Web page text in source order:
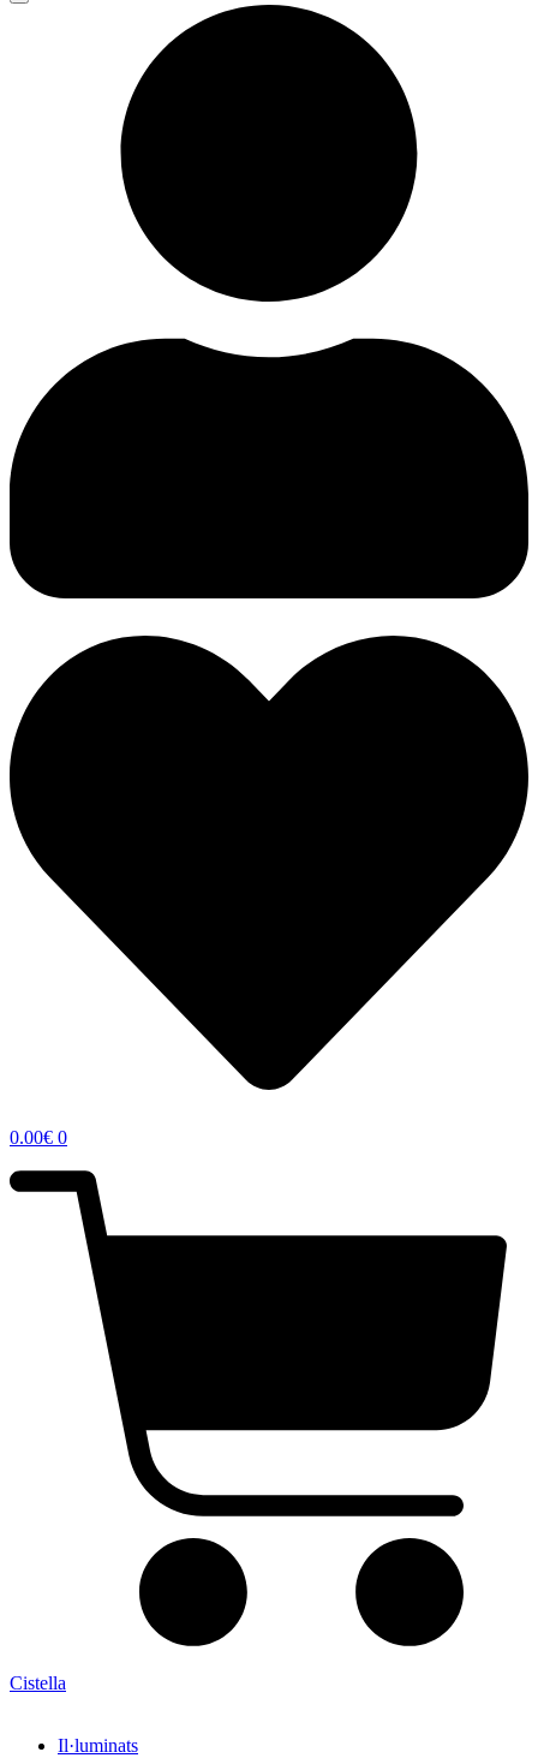
0.00€ 0
Cistella
Il·luminats